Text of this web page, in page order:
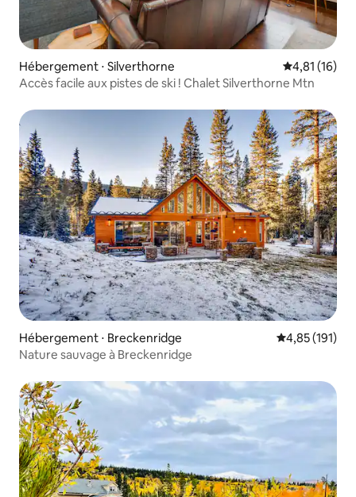
Hébergement ⋅ Silverthorne Évaluation
4,81 (16)
Accès facile aux pistes de ski ! Chalet Silverthorne Mtn
Hébergement ⋅ Breckenridge Évaluation
4,85 (191)
Nature sauvage à Breckenridge